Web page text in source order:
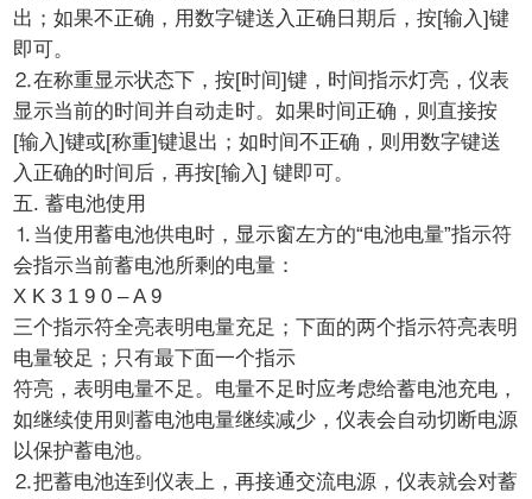
出；如果不正确，用数字键送入正确日期后，按[输入]键
即可。
⒉在称重显示状态下，按[时间]键，时间指示灯亮，仪表
显示当前的时间并自动走时。如果时间正确，则直接按
[输入]键或[称重]键退出；如时间不正确，则用数字键送
入正确的时间后，再按[输入] 键即可。
五. 蓄电池使用
⒈当使用蓄电池供电时，显示窗左方的“电池电量”指示符
会指示当前蓄电池所剩的电量：
X K 3 1 9 0 – A 9
三个指示符全亮表明电量充足；下面的两个指示符亮表明
电量较足；只有最下面一个指示
符亮，表明电量不足。电量不足时应考虑给蓄电池充电，
如继续使用则蓄电池电量继续减少，仪表会自动切断电源
以保护蓄电池。
⒉把蓄电池连到仪表上，再接通交流电源，仪表就会对蓄